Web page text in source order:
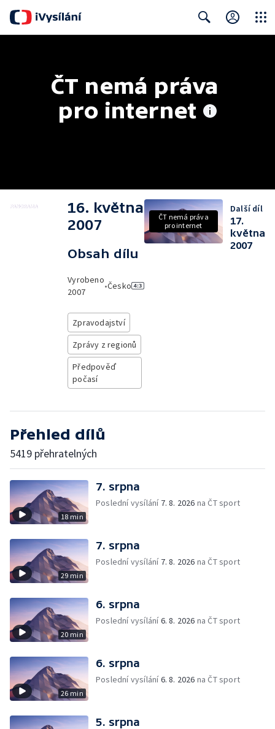
ČT nemá práva
pro internet
16. května
2007
Obsah dílu
Vyrobeno
2007
•Česko
Zpravodajství
Zprávy z regionů
Předpověď
počasí
ČT nemá práva
pro internet
Další díl
17.
května
2007
Přehled dílů
5419 přehratelných
18 min
7. srpna
Poslední vysílání 7. 8. 2026 na ČT sport
29 min
7. srpna
Poslední vysílání 7. 8. 2026 na ČT sport
20 min
6. srpna
Poslední vysílání6. 8. 2026 na ČT sport
26 min
6. srpna
Poslední vysílání6. 8. 2026 na ČT sport
5. srpna